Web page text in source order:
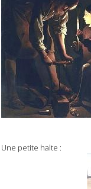
Une petite halte :